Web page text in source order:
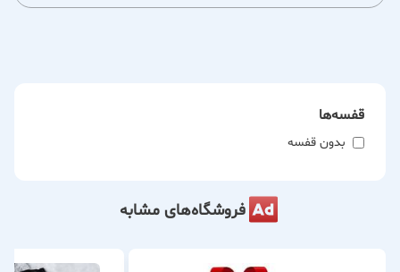
قفسه‌ها
بدون قفسه
فروشگاه‌های مشابه